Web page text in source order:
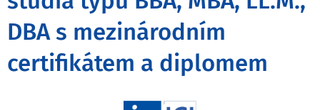
DBA s mezinárodním
certifikátem a diplomem